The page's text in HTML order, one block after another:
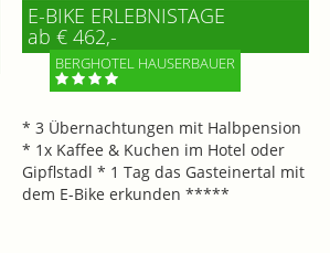
E-BIKE ERLEBNISTAGE
ab € 462,-
BERGHOTEL HAUSERBAUER
* 3 Übernachtungen mit Halbpension
* 1x Kaffee & Kuchen im Hotel oder
Gipflstadl * 1 Tag das Gasteinertal mit
dem E-Bike erkunden *****